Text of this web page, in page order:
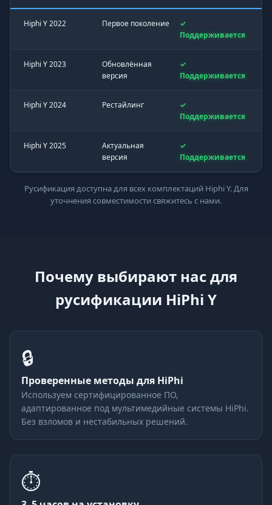
Hiphi Y 2022 Первое поколение
✓
Поддерживается
Hiphi Y 2023
Обновлённая
версия
✓
Поддерживается
Hiphi Y 2024 Рестайлинг
✓
Поддерживается
Hiphi Y 2025
Актуальная
версия
✓
Поддерживается
Русификация доступна для всех комплектаций Hiphi Y. Для
уточнения совместимости свяжитесь с нами.
Почему выбирают нас для
русификации HiPhi Y
🔒
Проверенные методы для HiPhi
Используем сертифицированное ПО,
адаптированное под мультимедийные системы HiPhi.
Без взломов и нестабильных решений.
⏱